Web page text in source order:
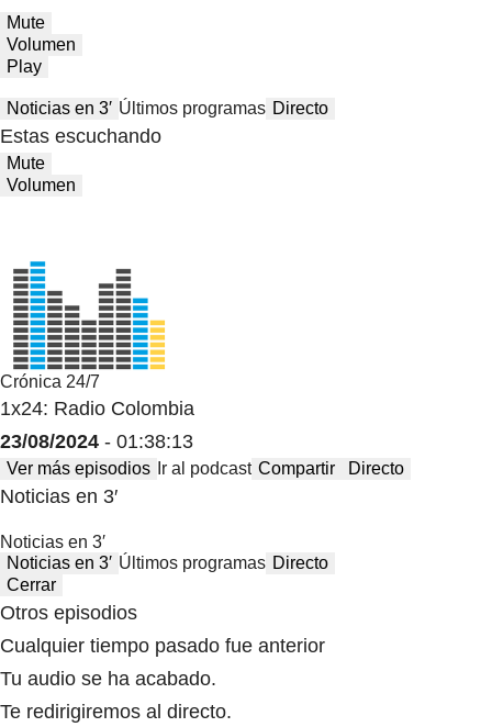
Mute
Volumen
Play
Noticias en 3′ Últimos programas Directo
Estas escuchando
Mute
Volumen
Crónica 24/7
1x24: Radio Colombia
23/08/2024 - 01:38:13
Ver más episodios Ir al podcast Compartir Directo
Noticias en 3′
Noticias en 3′
Noticias en 3′ Últimos programas Directo
Cerrar
Otros episodios
Cualquier tiempo pasado fue anterior
Tu audio se ha acabado.
Te redirigiremos al directo.